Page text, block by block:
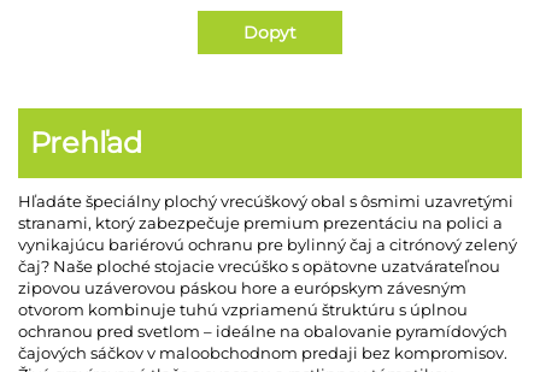
Dopyt
Prehľad
Hľadáte špeciálny plochý vrecúškový obal s ôsmimi uzavretými
stranami, ktorý zabezpečuje premium prezentáciu na polici a
vynikajúcu bariérovú ochranu pre bylinný čaj a citrónový zelený
čaj? Naše ploché stojacie vrecúško s opätovne uzatvárateľnou
zipovou uzáverovou páskou hore a európskym závesným
otvorom kombinuje tuhú vzpriamenú štruktúru s úplnou
ochranou pred svetlom – ideálne na obalovanie pyramídových
čajových sáčkov v maloobchodnom predaji bez kompromisov.